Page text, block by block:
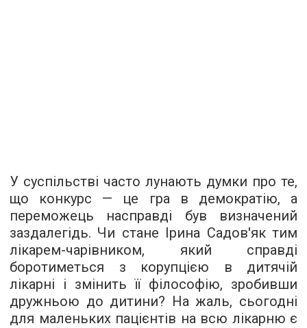
У суспільстві часто лунають думки про те,
що конкурс — це гра в демократію, а
переможець насправді був визначений
заздалегідь. Чи стане Ірина Садов'як тим
лікарем-чарівником, який справді
боротиметься з корупцією в дитячій
лікарні і змінить її філософію, зробивши
дружньою до дитини? На жаль, сьогодні
для маленьких пацієнтів на всю лікарню є